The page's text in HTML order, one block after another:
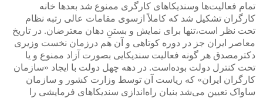
تمام فعالیت‌ها وسندیکاهای کارگری ممنوع شد بعدها خانه
کارگران تشکیل شد که کاملاً ازسوی مقامات عالی رتبه نظام
تحت نظر است،تنها برای نمایش و بستنِ دهان معترضان. در تاریخ
معاصر ایران جز در دوره کوتاهی و آن هم درزمان نخست وزیری
دکترمصدق هر گونه فعالیت سندیکایی بصورت آزاد ممنوع و یا
تحت کنترل دولت بوده‌است. در دهه چهل دولت با ایجاد «سازمان
کارگران ایران» که ریاست آن توسط وزارت کشور و سازمان
ساواک تعیین می‌شد بنیان راه‌اندازی سندیکاهای فرمایشی را